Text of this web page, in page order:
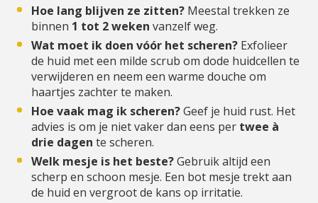
Hoe lang blijven ze zitten? Meestal trekken ze
binnen 1 tot 2 weken vanzelf weg.
Wat moet ik doen vóór het scheren? Exfolieer
de huid met een milde scrub om dode huidcellen te
verwijderen en neem een warme douche om
haartjes zachter te maken.
Hoe vaak mag ik scheren?Geef je huid rust. Het
advies is om je niet vaker dan eens per twee à
drie dagen te scheren.
Welk mesje is het beste?Gebruik altijd een
scherp en schoon mesje. Een bot mesje trekt aan
de huid en vergroot de kans op irritatie.